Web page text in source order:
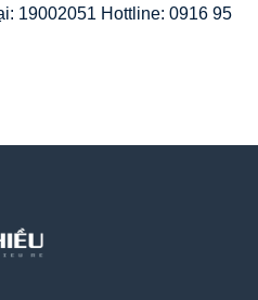
19002051 Hottline: 0916 95